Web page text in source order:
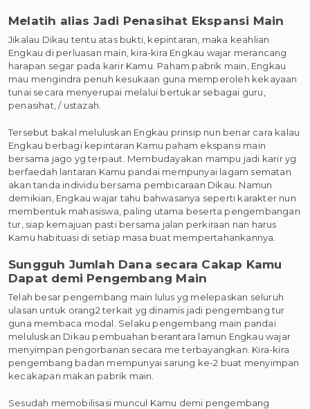
Melatih alias Jadi Penasihat Ekspansi Main
Jikalau Dikau tentu atas bukti, kepintaran, maka keahlian
Engkau di perluasan main, kira-kira Engkau wajar merancang
harapan segar pada karir Kamu. Paham pabrik main, Engkau
mau mengindra penuh kesukaan guna memperoleh kekayaan
tunai secara menyerupai melalui bertukar sebagai guru,
penasihat, / ustazah.
Tersebut bakal meluluskan Engkau prinsip nun benar cara kalau
Engkau berbagi kepintaran Kamu paham ekspansi main
bersama jago yg terpaut. Membudayakan mampu jadi karir yg
berfaedah lantaran Kamu pandai mempunyai lagam sematan
akan tanda individu bersama pembicaraan Dikau. Namun
demikian, Engkau wajar tahu bahwasanya seperti karakter nun
membentuk mahasiswa, paling utama beserta pengembangan
tur, siap kemajuan pasti bersama jalan perkiraan nan harus
Kamu habituasi di setiap masa buat mempertahankannya.
Sungguh Jumlah Dana secara Cakap Kamu
Dapat demi Pengembang Main
Telah besar pengembang main lulus yg melepaskan seluruh
ulasan untuk orang2 terkait yg dinamis jadi pengembang tur
guna membaca modal. Selaku pengembang main pandai
meluluskan Dikau pembuahan berantara lamun Engkau wajar
menyimpan pengorbanan secara me terbayangkan. Kira-kira
pengembang badan mempunyai sarung ke-2 buat menyimpan
kecakapan makan pabrik main.
Sesudah memobilisasi muncul Kamu demi pengembang